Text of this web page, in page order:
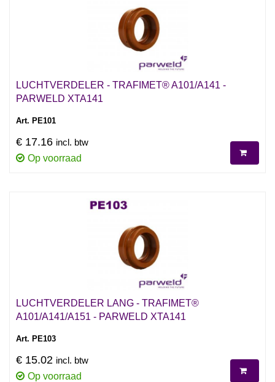
LUCHTVERDELER - TRAFIMET® A101/A141 -
PARWELD XTA141
Art. PE101
€ 17.16 incl. btw
Op voorraad
LUCHTVERDELER LANG - TRAFIMET®
A101/A141/A151 - PARWELD XTA141
Art. PE103
€ 15.02 incl. btw
Op voorraad